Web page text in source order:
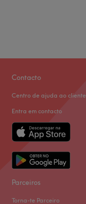
Contacto
Centro de ajuda ao cliente
Entra em contacto
Parceiros
Torna-te Parceiro